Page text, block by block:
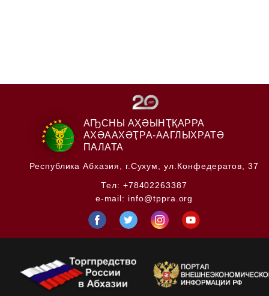
АҦСНЫ АҲӘЫНҬҚАРРА
АХӘААХӘҬРА-ААГЛЫХРАТӘ
ПАЛАТА
Республика Абхазия, г.Сухум, ул.Конфедератов, 37
Тел: +78402263387
e-mail: info@tppra.org